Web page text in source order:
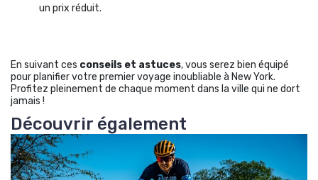
un prix réduit.
En suivant ces conseils et astuces, vous serez bien équipé
pour planifier votre premier voyage inoubliable à New York.
Profitez pleinement de chaque moment dans la ville qui ne dort
jamais !
Découvrir également